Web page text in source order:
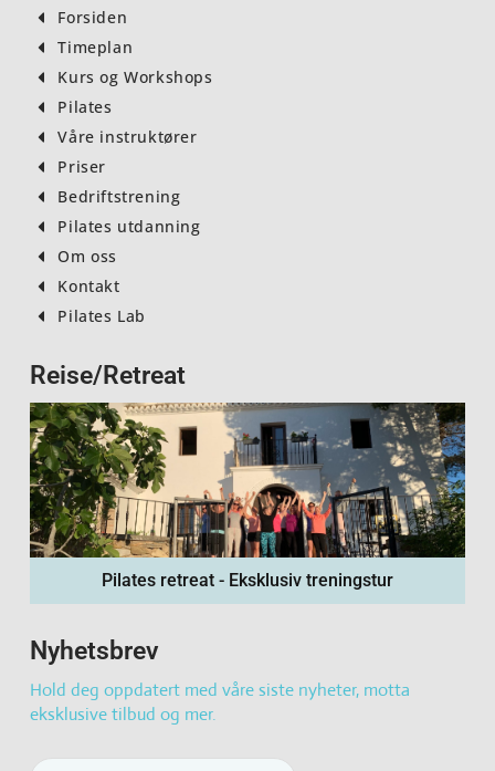
Forsiden
Timeplan
Kurs og Workshops
Pilates
Våre instruktører
Priser
Bedriftstrening
Pilates utdanning
Om oss
Kontakt
Pilates Lab
Reise/Retreat
Pilates retreat - Eksklusiv treningstur
Nyhetsbrev
Hold deg oppdatert med våre siste nyheter, motta
eksklusive tilbud og mer.